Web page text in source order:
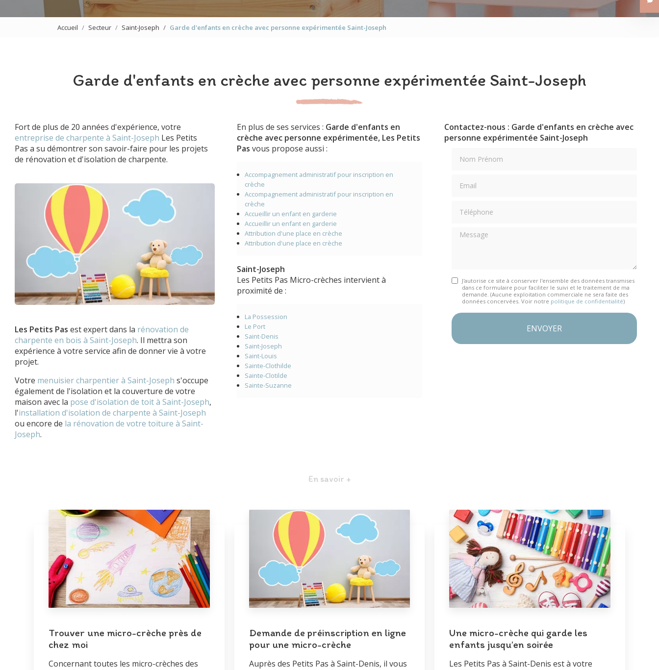
Les Petits Tisserins
Accueil Secteur Saint-Joseph Garde d'enfants en crèche avec personne expérimentée Saint-Joseph
Garde d'enfants en crèche avec personne expérimentée Saint-Joseph
Fort de plus de 20 années d'expérience, votre
entreprise de charpente à Saint-Joseph Les Petits
Pas a su démontrer son savoir-faire pour les projets
de rénovation et d'isolation de charpente.
Les Petits Pas est expert dans la rénovation de
charpente en bois à Saint-Joseph. Il mettra son
expérience à votre service afin de donner vie à votre
projet.
Votre menuisier charpentier à Saint-Joseph s'occupe
également de l'isolation et la couverture de votre
maison avec la pose d'isolation de toit à Saint-Joseph,
l'installation d'isolation de charpente à Saint-Joseph
ou encore de la rénovation de votre toiture à Saint-
Joseph.
En plus de ses services : Garde d'enfants en
crèche avec personne expérimentée, Les Petits
Pas vous propose aussi :
Accompagnement administratif pour inscription en
crèche
Accompagnement administratif pour inscription en
crèche
Accueillir un enfant en garderie
Accueillir un enfant en garderie
Attribution d'une place en crèche
Attribution d'une place en crèche
Saint-Joseph
Les Petits Pas Micro-crèches intervient à
proximité de :
La Possession
Le Port
Saint-Denis
Saint-Joseph
Saint-Louis
Sainte-Clothilde
Sainte-Clotilde
Sainte-Suzanne
Contactez-nous : Garde d'enfants en crèche avec
personne expérimentée Saint-Joseph
Message
J'autorise ce site à conserver l'ensemble des données transmises
dans ce formulaire pour faciliter le suivi et le traitement de ma
demande. (Aucune exploitation commerciale ne sera faite des
données concervées. Voir notre politique de confidentialité)
En savoir +
Trouver une micro-crèche près de
chez moi
Concernant toutes les micro-crèches des
Demande de préinscription en ligne
pour une micro-crèche
Auprès des Petits Pas à Saint-Denis, il vous
Une micro-crèche qui garde les
enfants jusqu’en soirée
Les Petits Pas à Saint-Denis est à votre